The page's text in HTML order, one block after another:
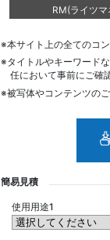
RM(ライツ
本サイト上の全てのコ
タイトルやキーワード
任において事前にご確
被写体やコンテンツの
簡易見積
使用用途1